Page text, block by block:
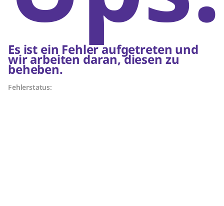
Es ist ein Fehler aufgetreten und
wir arbeiten daran, diesen zu
beheben.
Fehlerstatus: